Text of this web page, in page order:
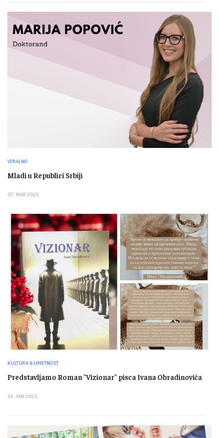
VIRALNO
Mladi u Republici Srbiji
07. MAR 2025.
KULTURA & UMETNOST
Predstavljamo Roman "Vizionar" pisca Ivana Obradinovića
31. JAN 2025.